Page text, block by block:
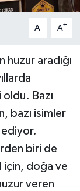
A- A+
aradığı
Bazı
bazı isimler
ediyor.
biri de
için, doğa ve
veren